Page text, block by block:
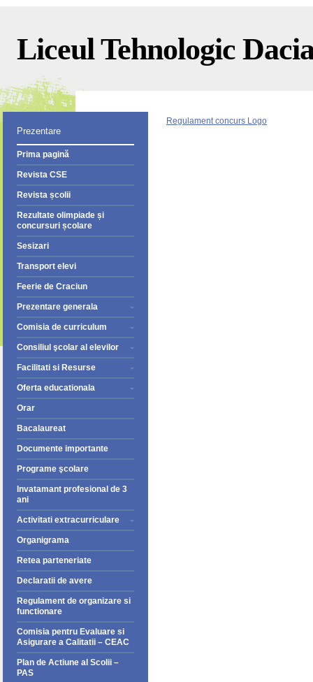
Liceul Tehnologic
Prezentare
Prima pagină
Revista CSE
Revista școlii
Rezultate olimpiade și
concursuri școlare
Sesizari
Transport elevi
Feerie de Craciun
Prezentare generala
Comisia de curriculum
Consiliul şcolar al elevilor
Facilitati si Resurse
Oferta educationala
Orar
Bacalaureat
Documente importante
Programe şcolare
Invatamant profesional de 3
ani
Activitati extracurriculare
Organigrama
Retea parteneriate
Declaratii de avere
Regulament de organizare si
functionare
Comisia pentru Evaluare si
Asigurare a Calitatii – CEAC
Plan de Actiune al Scolii –
PAS
Regulament concurs Logo